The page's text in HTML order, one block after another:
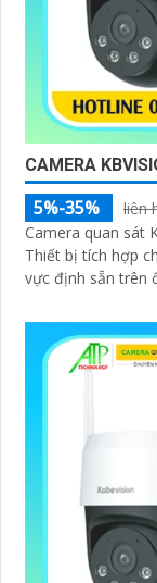
CAMERA
5%-35%
liên
Camera quan sát
Thiết bị tích hợp
vực định sẵn trên